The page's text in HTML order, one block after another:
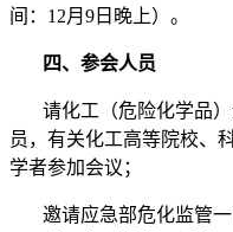
间：12月9日晚上）。
四、参会人员
请化工（危险化学品）
员，有关化工高等院校、
学者参加会议；
邀请应急部危化监管一